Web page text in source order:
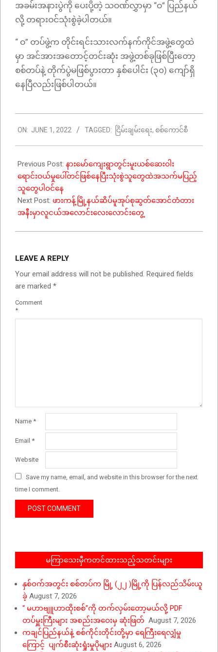
အခမ်းအနားပွဲကို ပေးပို့တဲ့ သဝဏ်လွှာမှာ “ဝ” ပြည်နယ်
လို့ တရားဝင်သုံးစွဲခဲ့ပါတယ်။
“ ဝ” တပ်ဖွဲ့က တိုင်းရင်းသားလက်နက်ကိုင်အဖွဲ့တွေထဲ
မှာ အင်အားအတောင့်တင်းဆုံး အဖွဲ့တစ်ခုဖြစ်ပြီးတော့
စစ်တပ်နဲ့ တိုက်ပွဲမဖြစ်ပွားတာ နှစ်ပေါင်း (၃၀) ကျော်ရှိ
နေပြီလည်းဖြစ်ပါတယ်။
06-
01
ON: JUNE 1, 2022 TAGGED: ငြိမ်းချမ်းရေး, စစ်ကောင်စီ
Previous Post: နားမော်ကျေးရွာတွင်းမူးယစ်ဆေးဝါး
ရောင်းဝယ်မှုပေါ်တင်ဖြစ်နေပြီးသုံးစွဲသူတွေထဲအသက်မပြည့်
သူတွေပါဝင်နေ
Next Post: ဖားကန့်မြို့နယ်ဆိပ်မူအုပ်စုဆွတ်အောင်တံတား
အနီးမှာလူငယ်အလောင်းလေးလောင်းတွေ့
LEAVE A REPLY
Your email address will not be published. Required fields
are marked *
Comment
*
Name *
Email *
Website
Save my name, email, and website in this browser for the next
time I comment.
မကြာသေးမှီကတင်ထားသည့်သတင်းများ
နှစ်ဝက်အတွင်း စစ်တပ်က မြို့ (၂၂ )မြို့ကို ပြန်လည်သိမ်းယူ
ခဲ့ August 7, 2026
“ မဟာဗျူဟာထိုးစစ်”ကို တက်လှမ်းတော့မယ်လို့ PDF
တပ်မှူးကြီးများ အစည်းအဝေးမှ ဆုံးဖြတ် August 7, 2026
ကချင်ပြည်နယ်နဲ့ စစ်ကိုင်းတိုင်းတို့မှာ ရေကြီးရေလျှံမှု
ကြောင့် ပျက်စီးဆုံးရှုံးမှုပိုများ August 6, 2026